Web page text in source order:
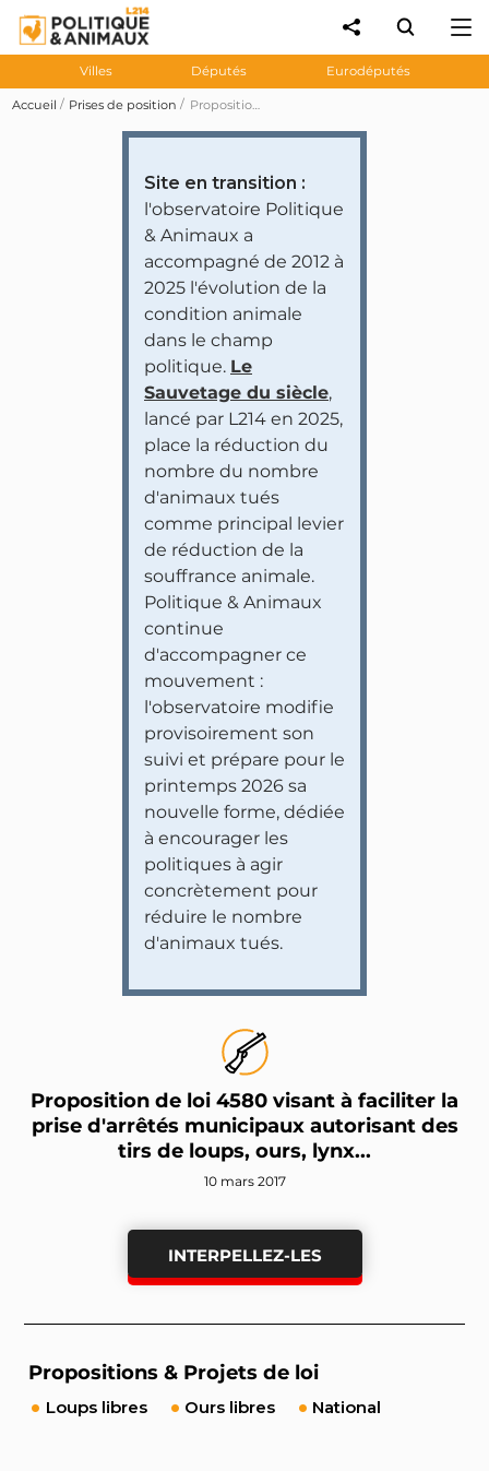
Villes Députés Eurodéputés
Accueil Prises de position Proposition de loi 4580 visant à faciliter la prise d'arrêtés municipaux autorisant des tirs de loups, ours, lynx...
Site en transition :
l'observatoire Politique
& Animaux a
accompagné de 2012 à
2025 l'évolution de la
condition animale
dans le champ
politique. Le
Sauvetage du siècle,
lancé par L214 en 2025,
place la réduction du
nombre du nombre
d'animaux tués
comme principal levier
de réduction de la
souffrance animale.
Politique & Animaux
continue
d'accompagner ce
mouvement :
l'observatoire modifie
provisoirement son
suivi et prépare pour le
printemps 2026 sa
nouvelle forme, dédiée
à encourager les
politiques à agir
concrètement pour
réduire le nombre
d'animaux tués.
Proposition de loi 4580 visant à faciliter la
prise d'arrêtés municipaux autorisant des
tirs de loups, ours, lynx...
10 mars 2017
INTERPELLEZ-LES
Propositions & Projets de loi
Loups libres Ours libres National